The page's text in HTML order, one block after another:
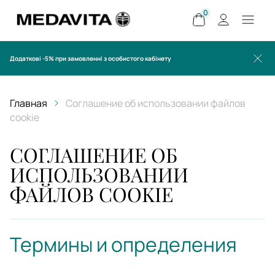
0
Додаткові -5% при замовленні з особистого кабінету
Главная
Соглашение об использовании файлов
cookie
СОГЛАШЕНИЕ ОБ
ИСПОЛЬЗОВАНИИ
ФАЙЛОВ COOKIE
Термины и определения